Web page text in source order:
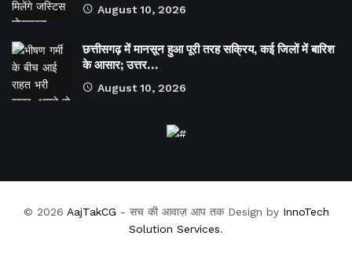
August 10, 2026
छत्तीसगढ़ में मानसून हुआ पूरी तरह सक्रिय, कई जिलों में बारिश
के आसार; उत्तर…
August 10, 2026
© 2026 AajTakCG - सच की आवाज़ आप तक Design by InnoTech
Solution Services.